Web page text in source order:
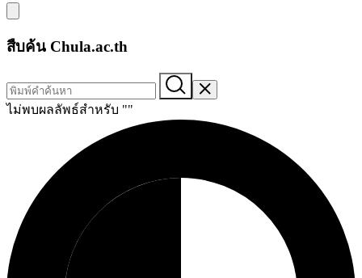
สืบค้น Chula.ac.th
ไม่พบผลลัพธ์สำหรับ ""